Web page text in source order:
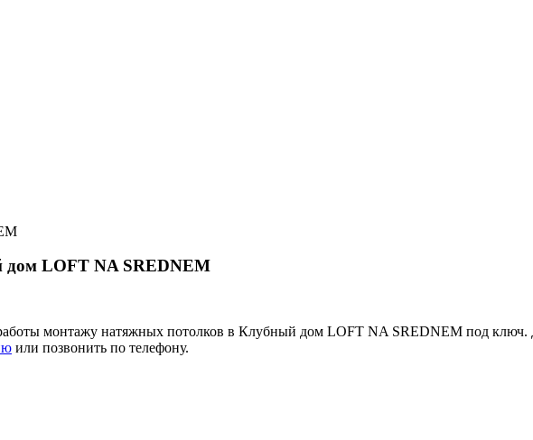
LOFT NA SREDNEM
монтажу натяжных потолков в Клубный дом LOFT NA SREDNEM под
или позвонить по телефону.